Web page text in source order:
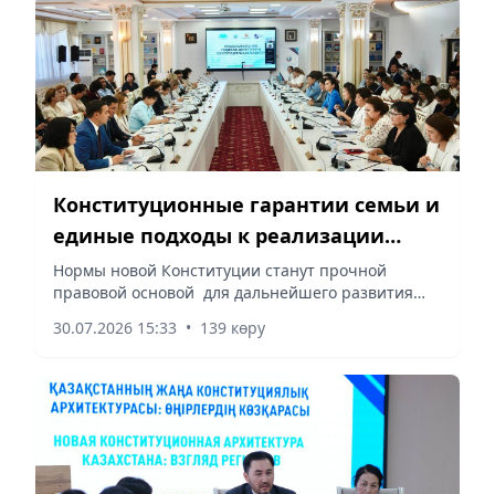
Конституционные гарантии семьи и
единые подходы к реализации
новой Конституции обсудили в
Астане
Нормы новой Конституции станут прочной
правовой основой для дальнейшего развития
30.07.2026 15:33 • 139 көру